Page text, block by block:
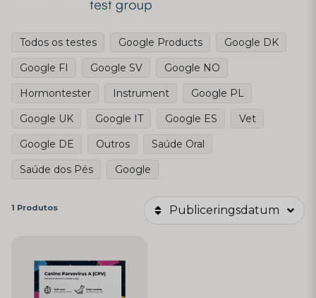
Todos os testes Google Products
Google DK
Google FI
Google SV
Google NO
Hormontester
Instrument
Google PL
Google UK
Google IT Google ES
Vet
Google DE
Outros
Saúde Oral
Saúde dos Pés
Google
1 Produtos Publiceringsdatum